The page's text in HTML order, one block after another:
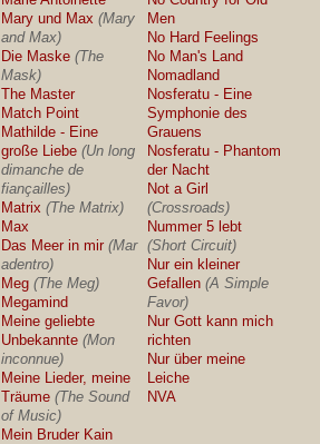
Mary und Max (Mary
and Max)
Die Maske (The
Mask)
The Master
Match Point
Mathilde - Eine
große Liebe (Un long
dimanche de
fiançailles)
Matrix (The Matrix)
Max
Das Meer in mir (Mar
adentro)
Meg (The Meg)
Megamind
Meine geliebte
Unbekannte (Mon
inconnue)
Meine Lieder, meine
Träume (The Sound
of Music)
Mein Bruder Kain
Men
No Hard Feelings
No Man's Land
Nomadland
Nosferatu - Eine
Symphonie des
Grauens
Nosferatu - Phantom
der Nacht
Not a Girl
(Crossroads)
Nummer 5 lebt
(Short Circuit)
Nur ein kleiner
Gefallen (A Simple
Favor)
Nur Gott kann mich
richten
Nur über meine
Leiche
NVA